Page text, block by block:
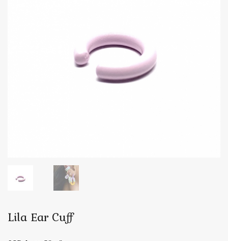
Lila Ear Cuff